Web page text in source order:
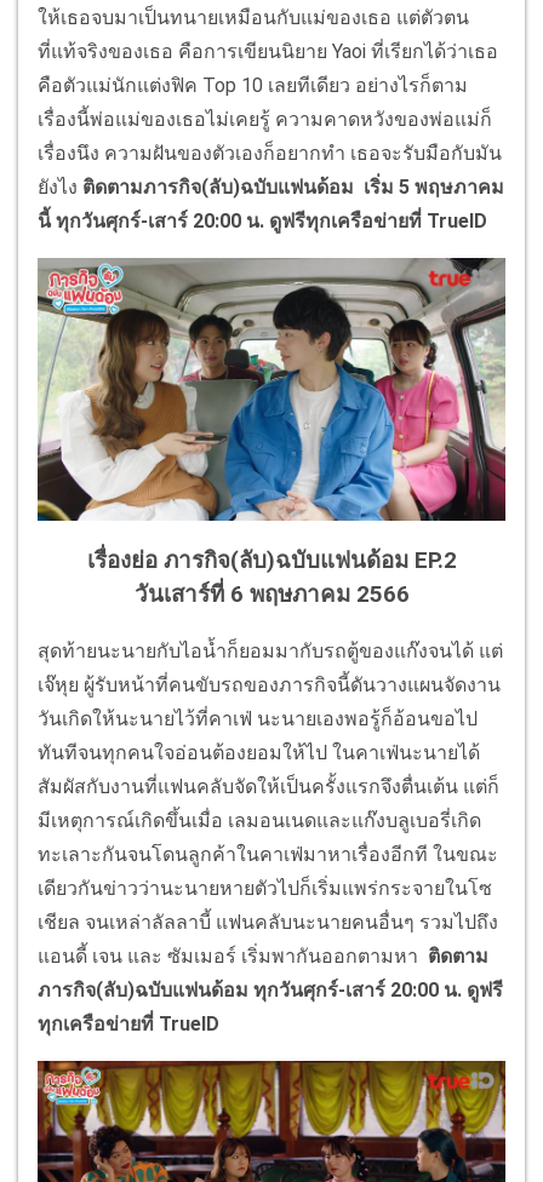
ให้เธอจบมาเป็นทนายเหมือนกับแม่ของเธอ แต่ตัวตน
ที่แท้จริงของเธอ คือการเขียนนิยาย Yaoi ที่เรียกได้ว่าเธอ
คือตัวแม่นักแต่งฟิค Top 10 เลยทีเดียว อย่างไรก็ตาม
เรื่องนี้พ่อแม่ของเธอไม่เคยรู้ ความคาดหวังของพ่อแม่ก็
เรื่องนึง ความฝันของตัวเองก็อยากทำ เธอจะรับมือกับมัน
ยังไง ติดตามภารกิจ(ลับ)ฉบับแฟนด้อม เริ่ม 5 พฤษภาคม
นี้ ทุกวันศุกร์-เสาร์ 20:00 น. ดูฟรีทุกเครือข่ายที่ TrueID
เรื่องย่อ ภารกิจ(ลับ)ฉบับแฟนด้อม EP.2
วันเสาร์ที่ 6 พฤษภาคม 2566
สุดท้ายนะนายกับไอน้ำก็ยอมมากับรถตู้ของแก๊งจนได้ แต่
เจ๊หุย ผู้รับหน้าที่คนขับรถของภารกิจนี้ดันวางแผนจัดงาน
วันเกิดให้นะนายไว้ที่คาเฟ่ นะนายเองพอรู้ก็อ้อนขอไป
ทันทีจนทุกคนใจอ่อนต้องยอมให้ไป ในคาเฟ่นะนายได้
สัมผัสกับงานที่แฟนคลับจัดให้เป็นครั้งแรกจึงตื่นเต้น แต่ก็
มีเหตุการณ์เกิดขึ้นเมื่อ เลมอนเนดและแก๊งบลูเบอรี่เกิด
ทะเลาะกันจนโดนลูกค้าในคาเฟ่มาหาเรื่องอีกที ในขณะ
เดียวกันข่าวว่านะนายหายตัวไปก็เริ่มแพร่กระจายในโซ
เชียล จนเหล่าลัลลาบี้ แฟนคลับนะนายคนอื่นๆ รวมไปถึง
แอนดี้ เจน และ ซัมเมอร์ เริ่มพากันออกตามหา ติดตาม
ภารกิจ(ลับ)ฉบับแฟนด้อม ทุกวันศุกร์-เสาร์ 20:00 น. ดูฟรี
ทุกเครือข่ายที่ TrueID